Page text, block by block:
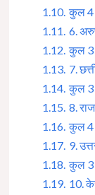
1.10. कुल 4
1.11. 6.
1.12. कुल 3
1.13. 7.
1.14. कुल 3
1.15. 8.
1.16. कुल 4
1.17. 9.
1.18. कुल 3
1.19. 10.